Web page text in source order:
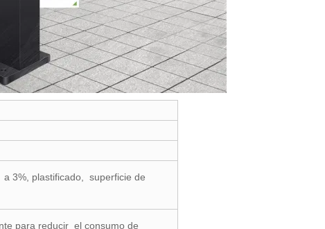
3%, plastificado, superficie de
para reducir el consumo de